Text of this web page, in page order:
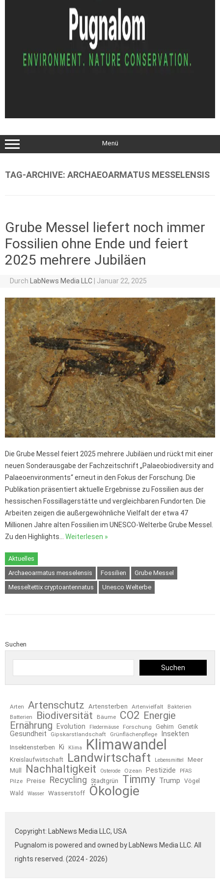
Menü
TAG-ARCHIVE: ARCHAEOARMATUS MESSELENSIS
Grube Messel liefert noch immer
Fossilien ohne Ende und feiert
2025 mehrere Jubiläen
Durch LabNews Media LLC Januar 22, 2025
Die Grube Messel feiert 2025 mehrere Jubiläen und rückt mit einer
neuen Sonderausgabe der Fachzeitschrift „Palaeobiodiversity and
Palaeoenvironments“ erneut in den Fokus der Forschung. Die
Publikation präsentiert aktuelle Ergebnisse zu Fossilien aus der
hessischen Fossillagerstätte und vergleichbaren Fundorten. Die
Arbeiten zeigen die außergewöhnliche Vielfalt der etwa 47
Millionen Jahre alten Fossilien im UNESCO-Welterbe Grube Messel.
Zu den Highlights… Weiterlesen »
Aktuelles
Archaeoarmatus messelensis
Fossilien
Grube Messel
Messeltettix cryptoantennatus
Unesco Welterbe
Suchen
Suchen
Arten Artenschutz Artensterben Artenvielfalt
Bakterien
Batterien
Biodiversität Bäume CO2 Energie
Ernährung
Evolution Fledermäuse Forschung Gehirn Genetik
Gesundheit Gipskarstlandschaft Grünflächenpflege Insekten
Insektensterben Ki Klima Klimawandel
Kreislaufwirtschaft Landwirtschaft Lebensmittel
Meer
Müll
Nachhaltigkeit Osterode Ozean Pestizide PFAS
Pilze Preise Recycling Stadtgrün Timmy Trump
Vögel
Wald
Wasser Wasserstoff Ökologie
Copyright: LabNews Media LLC, USA
Pugnalom is powered and owned by LabNews Media LLC. All
rights reserved. (2024 - 2026)